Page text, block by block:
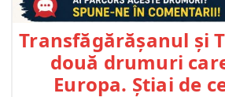
Transfăgărășanul și
două drumuri
Europa. Știai de